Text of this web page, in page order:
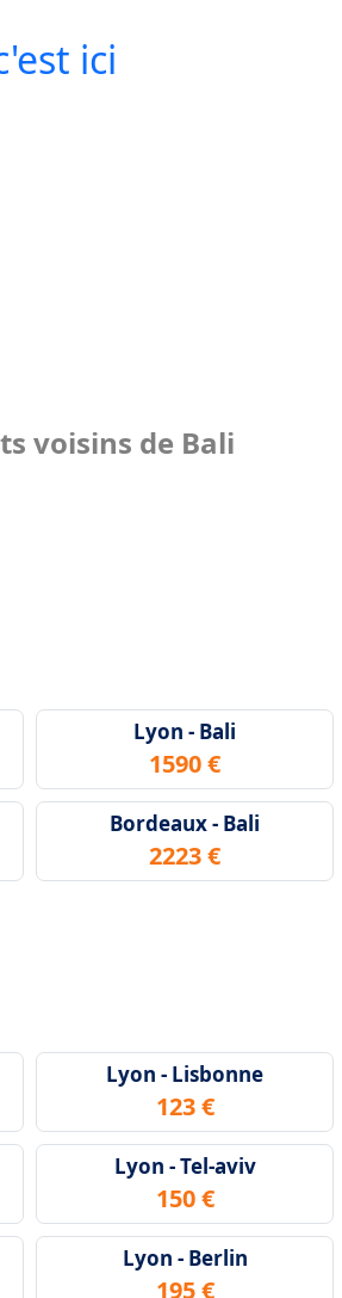
ici
voisins de Bali
Lyon - Bali
1590 €
Bordeaux - Bali
2223 €
Lyon - Lisbonne
123 €
Lyon - Tel-aviv
150 €
Lyon - Berlin
195 €